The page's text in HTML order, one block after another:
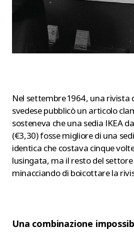
Nel settembre 1964, una rivista
svedese pubblicò un articolo
sosteneva che una sedia IKEA
(€3,30) fosse migliore di una
identica che costava cinque
lusingata, ma il resto del
minacciando di boicottare la
Una combinazione